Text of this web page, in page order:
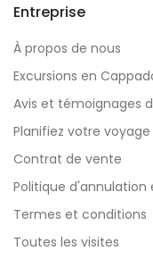
Entreprise
À propos de nous
Excursions en
Avis et témoignages
Planifiez votre
Contrat de vente
Politique
Termes et conditions
Toutes les visites